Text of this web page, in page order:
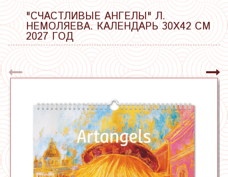
"СЧАСТЛИВЫЕ АНГЕЛЫ" Л.
НЕМОЛЯЕВА. КАЛЕНДАРЬ 30Х42 СМ
2027 ГОД